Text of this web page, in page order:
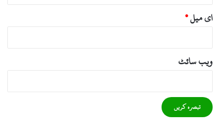
ای میل*
ویب‌ سائٹ